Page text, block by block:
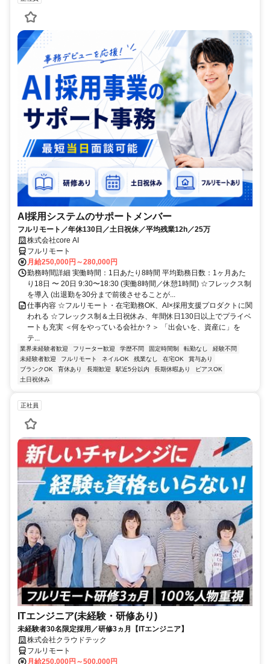
AI採用システムのサポートメンバー
フルリモート／年休130日／土日祝休／平均残業12h／25万
株式会社core AI
フルリモート
月給250,000円～280,000円
勤務時間詳細 実働時間：1日あたり8時間 平均勤務日数：1ヶ月あた
り18日 〜 20日 9:30〜18:30 (実働8時間／休憩1時間) ☆フレックス制
を導入 (出退勤を30分まで前後させることが...
仕事内容 ☆フルリモート・在宅勤務OK、AI×採用支援プロダクトに関
われる ☆フレックス制＆土日祝休み、年間休日130日以上でプライベ
ートも充実 ＜何をやっている会社か？＞ 「出会いを、資産に」を
テ...
業界未経験者歓迎 フリーター歓迎 学歴不問 固定時間制 転勤なし
経験不問
未経験者歓迎
フルリモート ネイルOK 残業なし 在宅OK
賞与あり
ブランクOK
育休あり 長期歓迎 駅近5分以内 長期休暇あり
ピアスOK
土日祝休み
正社員
ITエンジニア(未経験・研修あり)
未経験者30名限定採用／研修3ヵ月【ITエンジニア】
株式会社クラウドテック
フルリモート
月給250,000円～500,000円